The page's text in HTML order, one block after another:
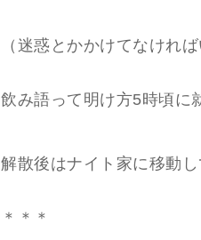
（迷惑とかかけてなけれ
飲み語って明け方5時頃に
解散後はナイト家に移動
＊＊＊